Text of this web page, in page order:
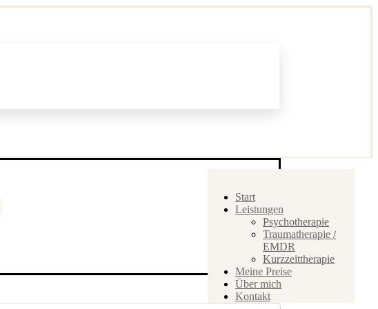
Start
Leistungen
Psychotherapie
Traumatherapie /
EMDR
Kurzzeittherapie
Meine Preise
Über mich
Kontakt